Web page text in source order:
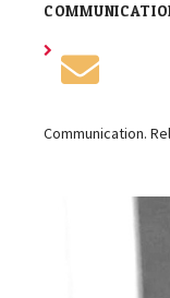
Communication.